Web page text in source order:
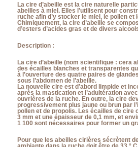
La cire d’abeille est la cire naturelle
abeilles à miel. Elles l’utilisent pour
ruche afin d’y stocker le miel, le pollen et
Chimiquement, la cire d’abeille se
d’esters d’acides gras et de divers
Description :
La cire d’abeille (nom scientifique : cera
des écailles blanches et transparentes
à l’ouverture des quatre paires de
sous l’abdomen de l’abeille.
La nouvelle cire est d’abord limpide et
après la mastication et l’adultération
ouvrières de la ruche. En outre, la cire
progressivement plus jaune ou brun par
pollen et de propolis. Les écailles de cire
3 mm et une épaisseur de 0,1 mm, et
1 100 sont nécessaires pour former un
Pour que les abeilles cirières sécrètent